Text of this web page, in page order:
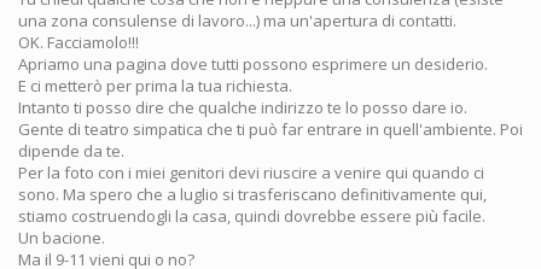
una zona consulense di lavoro...) ma un'apertura di contatti.
OK. Facciamolo!!!
Apriamo una pagina dove tutti possono esprimere un desiderio.
E ci metterò per prima la tua richiesta.
Intanto ti posso dire che qualche indirizzo te lo posso dare io.
Gente di teatro simpatica che ti può far entrare in quell'ambiente. Poi
dipende da te.
Per la foto con i miei genitori devi riuscire a venire qui quando ci
sono. Ma spero che a luglio si trasferiscano definitivamente qui,
stiamo costruendogli la casa, quindi dovrebbe essere più facile.
Un bacione.
Ma il 9-11 vieni qui o no?